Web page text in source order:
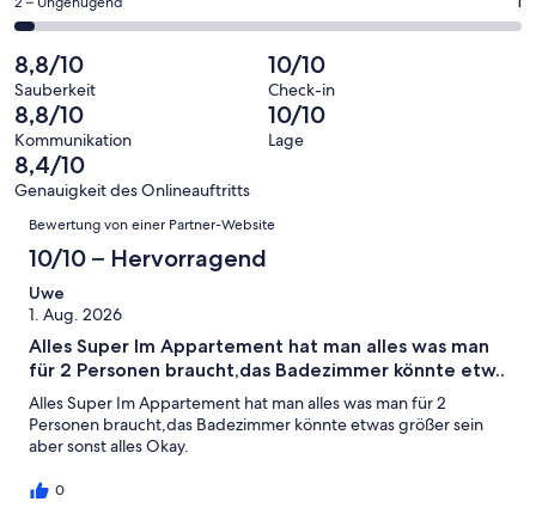
Bewertung
von
10
-
Hervorragend
haben
Bewertung
von
8
-
Gut
Gästebewertungen
haben
eine
Bewertung
von
6
-
Okay
insgesamt
Gästebewertungen
haben
eine
Bewertung
von
4
von
insgesamt
24
Gästebewertungen
haben
eine
Bewertung
8,8/10
Sauberkeit
10/10
Check-in
8,8/10
Kommunikation
10/10
Lage
8,4/10
Genauigkeit des Onlineauftritts
Bewertungen
Bewertung von einer Partner-Website
10/10 – Hervorragend
Uwe
1. Aug. 2026
Alles Super Im Appartement hat man alles was man
für 2 Personen braucht,das Badezimmer könnte etw..
Alles Super Im Appartement hat man alles was man für 2
Personen braucht,das Badezimmer könnte etwas größer sein
aber sonst alles Okay.
0